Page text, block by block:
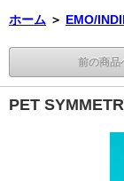
ホーム ＞ EMO/
前の商品
PET